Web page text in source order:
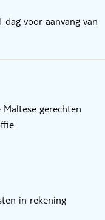
voor aanvang van
gerechten
in rekening